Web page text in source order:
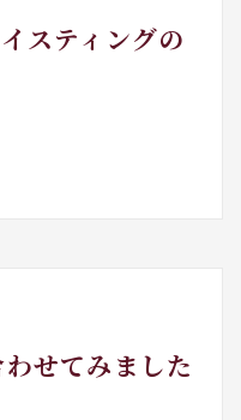
スティングの
せてみました